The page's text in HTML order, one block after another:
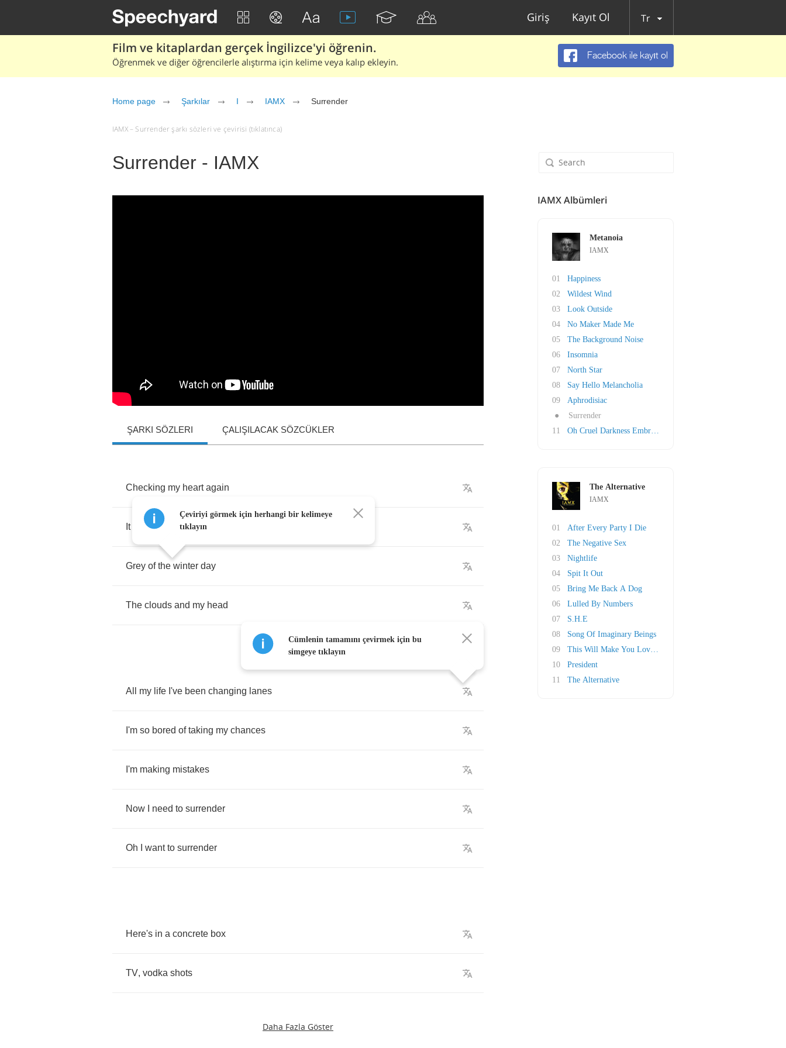
Giriş Kayıt Ol Tr
Film ve kitaplardan gerçek İngilizce'yi öğrenin.
Öğrenmek ve diğer öğrencilerle alıştırma için kelime veya kalıp ekleyin.
Facebook ile kayıt ol
Home page Şarkılar I IAMX Surrender
IAMX – Surrender şarkı sözleri ve çevirisi (tıklatınca)
Surrender - IAMX
ŞARKI SÖZLERI ÇALIŞILACAK SÖZCÜKLER
Checking my heart again
It still beating
Grey of the winter day
The clouds and my head
All my life I've been changing lanes
I'm so bored of taking my chances
I'm making mistakes
Now need to surrender
Oh want to surrender
Here's in a concrete box
TV, vodka shots
Daha Fazla Göster
Çeviriyi görmek için herhangi bir kelimeye
tıklayın
Cümlenin tamamını çevirmek için bu
simgeye tıklayın
IAMX Albümleri
Metanoia
IAMX
01
Happiness
02
Wildest Wind
03
Look Outside
04
No Maker Made Me
05
The Background Noise
06
Insomnia
07
North Star
08
Say Hello Melancholia
09
Aphrodisiac
●
Surrender
11
Oh Cruel Darkness Embrace Me
The Alternative
IAMX
01
After Every Party I Die
02
The Negative Sex
03
Nightlife
04
Spit It Out
05
Bring Me Back A Dog
06
Lulled By Numbers
07
S.H.E
08
Song Of Imaginary Beings
09
This Will Make You Love Again
10
President
11
The Alternative